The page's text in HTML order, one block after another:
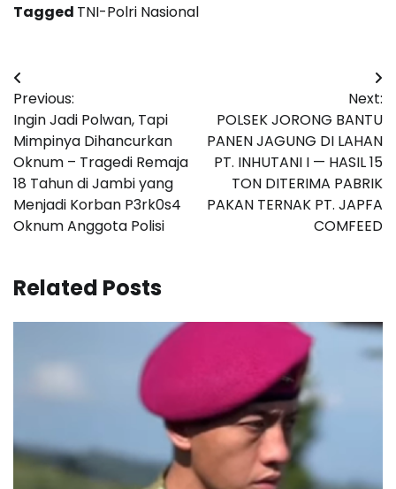
Tagged TNI-Polri Nasional
Navigasi
pos
Previous:
Ingin Jadi Polwan, Tapi
Mimpinya Dihancurkan
Oknum – Tragedi Remaja
18 Tahun di Jambi yang
Menjadi Korban P3rk0s4
Oknum Anggota Polisi
Next:
POLSEK JORONG BANTU
PANEN JAGUNG DI LAHAN
PT. INHUTANI I — HASIL 15
TON DITERIMA PABRIK
PAKAN TERNAK PT. JAPFA
COMFEED
Related Posts